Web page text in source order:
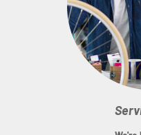
BRUNOX Deo für die
SITTING BULL für die
gefederten